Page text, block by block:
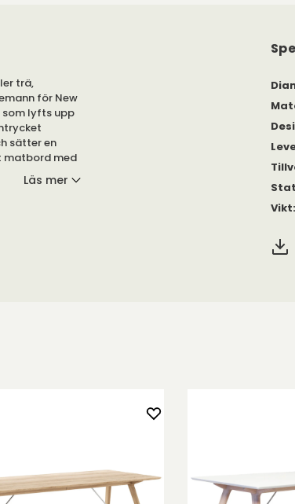
trä,
för New
som lyfts upp
sätter en
matbord med
Läs mer
Vikt: